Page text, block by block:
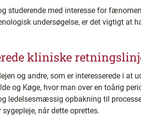
studerende med interesse for
undersøgelse, er det vigtigt at
kliniske
og andre, som er interesserede i at
og Køge, hvor man over en toårig
ledelsesmæssig opbakning til
når dette oprettes.